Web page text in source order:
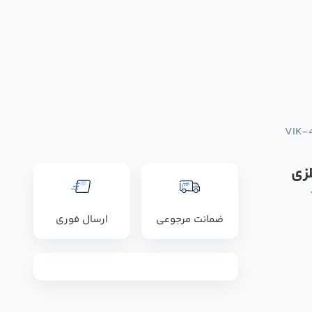
ضمانت مرجوعی ارسال فوری